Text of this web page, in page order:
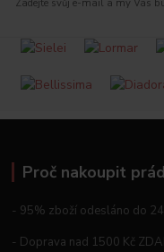
Zadejte svůj e-mail a my Vás
Proč nakoupit
- 95% zboží odesláno do
- Doprava nad 1500 Kč